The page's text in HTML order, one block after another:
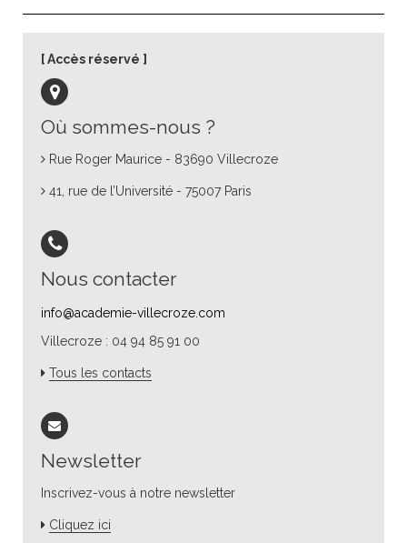
Où sommes-nous ?
Rue Roger Maurice - 83690 Villecroze
41, rue de l’Université - 75007 Paris
Nous contacter
info@academie-villecroze.com
Villecroze : 04 94 85 91 00
Tous les contacts
Newsletter
Inscrivez-vous à notre newsletter
Cliquez ici
Accès réservé